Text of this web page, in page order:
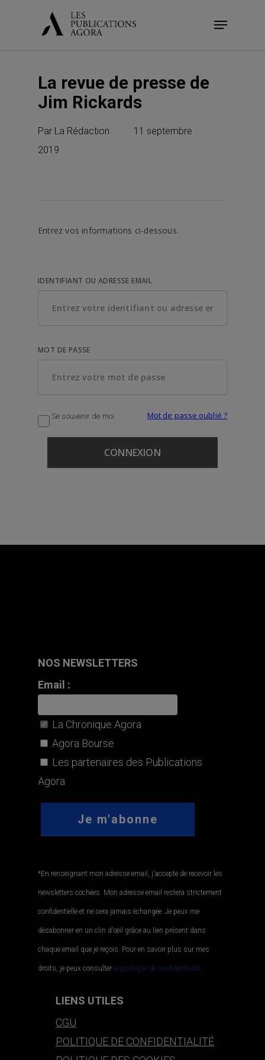
Menu
La revue de presse de
Jim Rickards
Par La Rédaction
11 septembre
2019
Entrez vos informations ci-dessous.
IDENTIFIANT OU ADRESSE EMAIL
MOT DE PASSE
Se souvenir de moi Mot de passe oublié ?
NOS NEWSLETTERS
Email :
La Chronique Agora
Agora Bourse
Les partenaires des Publications
Agora
*En renseignant mon adresse email, j'accepte de recevoir les
newsletters cochées. Mon adresse email restera strictement
confidentielle et ne sera jamais échangée. Je peux me
désabonner en un clin d'œil grâce au lien présent dans
chaque email que je reçois. Pour en savoir plus sur mes
droits, je peux consulter la politique de confidentialité..
LIENS UTILES
CGU
POLITIQUE DE CONFIDENTIALITÉ